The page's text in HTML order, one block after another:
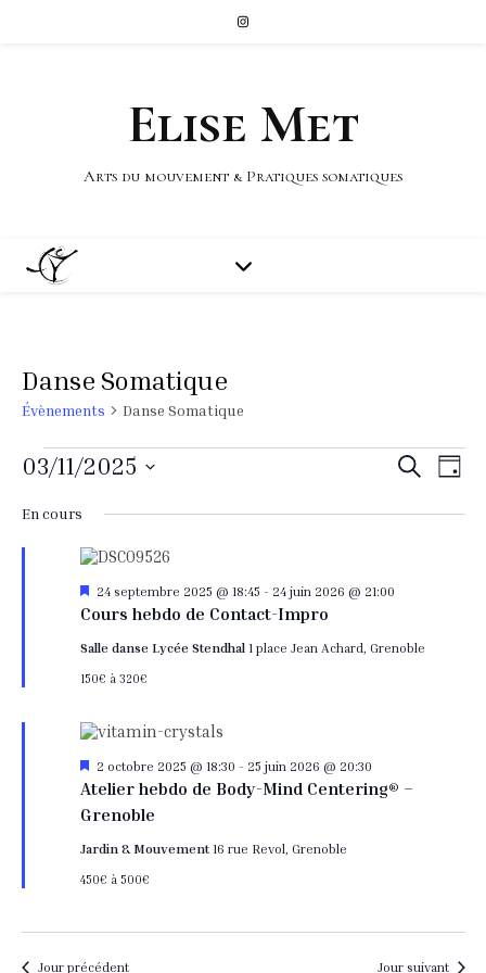
Elise Met
Arts du mouvement & Pratiques somatiques
Danse Somatique
Évènements Danse Somatique
et
vues
Recherche
de
Jour
03/11/2025
une
En cours
Cours hebdo de Contact-Impro
Mis
en
avant
24 septembre 2025 @ 18:45 - 24 juin 2026 @ 21:00
Salle danse Lycée Stendhal 1 place Jean Achard, Grenoble
150€ à 320€
Atelier hebdo de Body-Mind Centering® –
Grenoble
Mis
en
avant
2 octobre 2025 @ 18:30 - 25 juin 2026 @ 20:30
Jardin & Mouvement 16 rue Revol, Grenoble
450€ à 500€
Jour précédent Jour suivant